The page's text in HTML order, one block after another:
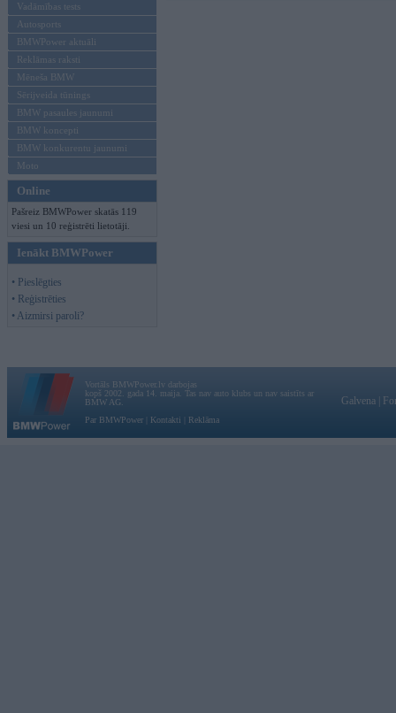
Vadāmības tests
Autosports
BMWPower aktuāli
Reklāmas raksti
Mēneša BMW
Sērijveida tūnings
BMW pasaules jaunumi
BMW koncepti
BMW konkurentu jaunumi
Moto
Online
Pašreiz BMWPower skatās 119
viesi un 10 reģistrēti lietotāji.
Ienākt BMWPower
• Pieslēgties
• Reģistrēties
• Aizmirsi paroli?
Vortāls BMWPower.lv darbojas
kopš 2002. gada 14. maija. Tas nav auto klubs un nav saistīts ar
BMW AG.
Par BMWPower
Kontakti Reklāma
Galvena